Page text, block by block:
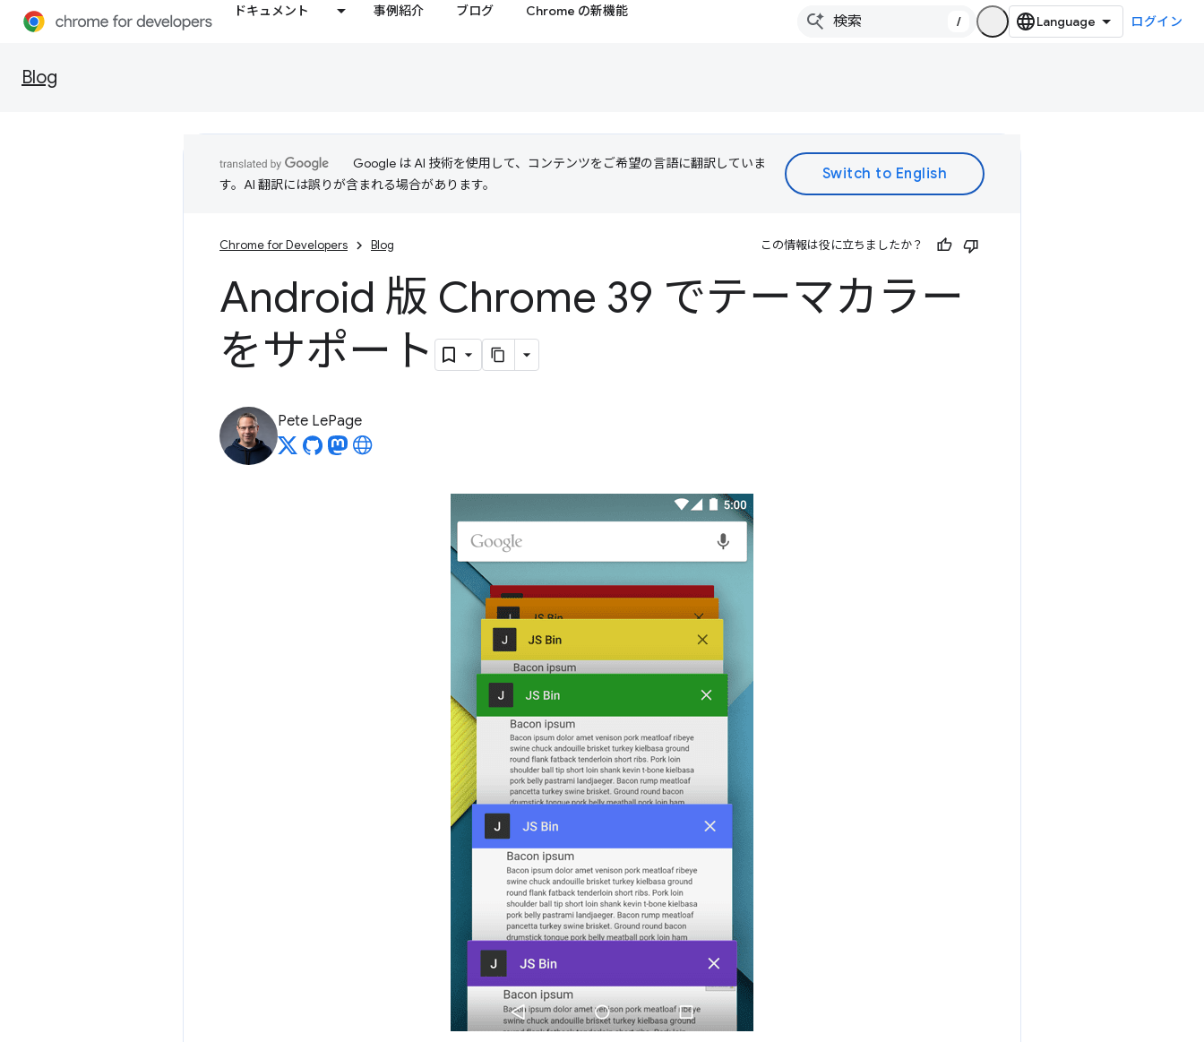
ドキュメント 事例紹介 ブログ Chrome の新機能
/ ログイン
Blog
Google は AI 技術を使用して、コンテンツをご希望の言語に翻訳していま
す。AI 翻訳には誤りが含まれる場合があります。
Chrome for Developers Blog この情報は役に立ちましたか？
Android 版 Chrome 39 でテーマカラー
をサポート
Pete LePage